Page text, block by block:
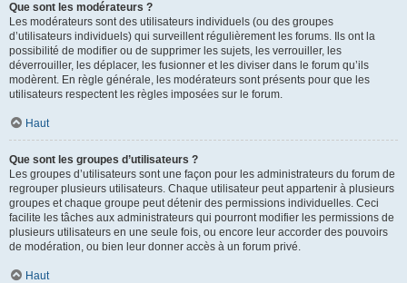
Que sont les modérateurs ?
Les modérateurs sont des utilisateurs individuels (ou des groupes
d’utilisateurs individuels) qui surveillent régulièrement les forums. Ils ont la
possibilité de modifier ou de supprimer les sujets, les verrouiller, les
déverrouiller, les déplacer, les fusionner et les diviser dans le forum qu’ils
modèrent. En règle générale, les modérateurs sont présents pour que les
utilisateurs respectent les règles imposées sur le forum.
Haut
Que sont les groupes d’utilisateurs ?
Les groupes d’utilisateurs sont une façon pour les administrateurs du forum de
regrouper plusieurs utilisateurs. Chaque utilisateur peut appartenir à plusieurs
groupes et chaque groupe peut détenir des permissions individuelles. Ceci
facilite les tâches aux administrateurs qui pourront modifier les permissions de
plusieurs utilisateurs en une seule fois, ou encore leur accorder des pouvoirs
de modération, ou bien leur donner accès à un forum privé.
Haut